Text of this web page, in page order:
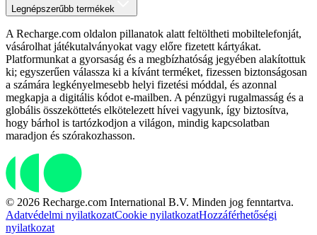
Legnépszerűbb termékek
A Recharge.com oldalon pillanatok alatt feltöltheti mobiltelefonját,
vásárolhat játékutalványokat vagy előre fizetett kártyákat.
Platformunkat a gyorsaság és a megbízhatóság jegyében alakítottuk
ki; egyszerűen válassza ki a kívánt terméket, fizessen biztonságosan
a számára legkényelmesebb helyi fizetési móddal, és azonnal
megkapja a digitális kódot e-mailben. A pénzügyi rugalmasság és a
globális összeköttetés elkötelezett hívei vagyunk, így biztosítva,
hogy bárhol is tartózkodjon a világon, mindig kapcsolatban
maradjon és szórakozhasson.
© 2026 Recharge.com International B.V. Minden jog fenntartva.
Adatvédelmi nyilatkozatCookie nyilatkozatHozzáférhetőségi
nyilatkozat